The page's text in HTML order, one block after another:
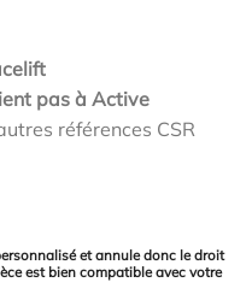
pas à Active
références CSR
et annule donc le droit
est bien compatible avec votre